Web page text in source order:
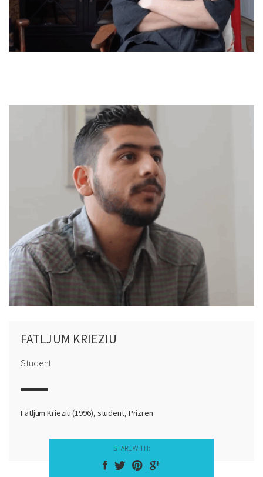
FATLJUM KRIEZIU
Student
Fatljum Krieziu (1996), student, Prizren
SHARE WITH: